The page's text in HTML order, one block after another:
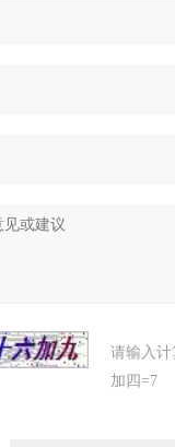
请输入
加四=7